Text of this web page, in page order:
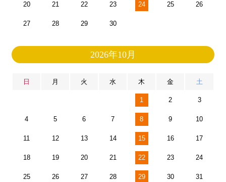
20 21 22 23 24 25 26
27 28 29 30
2026年10月
日 月 火 水 木 金 土
1 2 3
4 5 6 7 8 9 10
11 12 13 14 15 16 17
18 19 20 21 22 23 24
25 26 27 28 29 30 31